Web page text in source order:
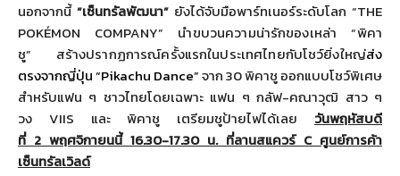
นอกจากนี้ “เซ็นทรัลพัฒนา” ยังได้จับมือพาร์ทเนอร์ระดับโลก “THE
POKÉMON COMPANY” นำขบวนความน่ารักของเหล่า “พิคา
ชู” สร้างปรากฏการณ์ครั้งแรกในประเทศไทยกับโชว์ยิ่งใหญ่ส่ง
ตรงจากญี่ปุ่น“Pikachu Dance”จาก30พิคาชู ออกแบบโชว์พิเศษ
สำหรับแฟน ๆ ชาวไทยโดยเฉพาะ แฟน ๆ กลัฟ-คณาวุฒิ สาว ๆ
วง VIIS และ พิคาชู เตรียมชูป้ายไฟได้เลย
วันพฤหัสบดี
ที่ 2 พฤศจิกายนนี้ 16.30-17.30 น. ที่ลานสแควร์ C ศูนย์การค้า
เซ็นทรัลเวิลด์